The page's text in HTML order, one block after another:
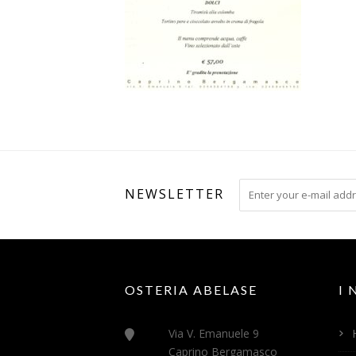
NEWSLETTER
OSTERIA ABELASE
Via V. Emanuele 9
Caprino Bergamasco
I